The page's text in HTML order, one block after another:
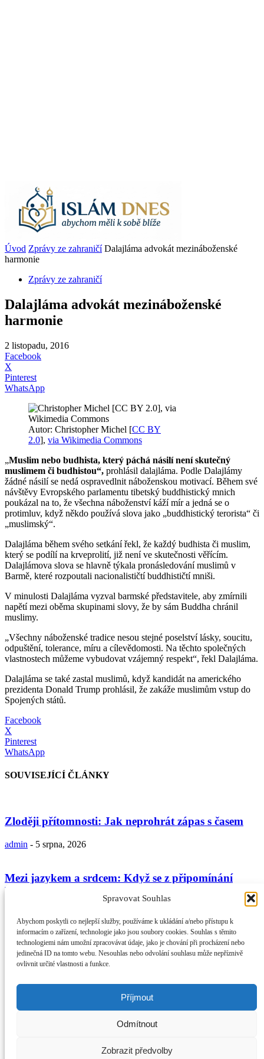
Spravovat Souhlas
Abychom poskytli co nejlepší služby, používáme k ukládání a/nebo přístupu k
informacím o zařízení, technologie jako jsou soubory cookies. Souhlas s těmito
technologiemi nám umožní zpracovávat údaje, jako je chování při procházení nebo
jedinečná ID na tomto webu. Nesouhlas nebo odvolání souhlasu může nepříznivě
ovlivnit určité vlastnosti a funkce.
Příjmout
Odmítnout
Zobrazit předvolby
Úvod Zprávy ze zahraničí Dalajláma advokát mezináboženské
harmonie
Zprávy ze zahraničí
Dalajláma advokát mezináboženské
harmonie
2 listopadu, 2016
Facebook
X
Pinterest
WhatsApp
Autor: Christopher Michel [CC BY
2.0], via Wikimedia Commons
„Muslim nebo budhista, který páchá násilí není skutečný
muslimem či budhistou“, prohlásil dalajláma. Podle Dalajlámy
žádné násilí se nedá ospravedlnit náboženskou motivací. Během své
návštěvy Evropského parlamentu tibetský buddhistický mnich
poukázal na to, že všechna náboženství káží mír a jedná se o
protimluv, když někdo používá slova jako „buddhistický terorista“ či
„muslimský“.
Dalajláma během svého setkání řekl, že každý budhista či muslim,
který se podílí na krveprolití, již není ve skutečnosti věřícím.
Dalajlámova slova se hlavně týkala pronásledování muslimů v
Barmě, které rozpoutali nacionalističtí buddhističtí mniši.
V minulosti Dalajláma vyzval barmské představitele, aby zmírnili
napětí mezi oběma skupinami slovy, že by sám Buddha chránil
muslimy.
„Všechny náboženské tradice nesou stejné poselství lásky, soucitu,
odpuštění, tolerance, míru a cílevědomosti. Na těchto společných
vlastnostech můžeme vybudovat vzájemný respekt“, řekl Dalajláma.
Dalajláma se také zastal muslimů, když kandidát na amerického
prezidenta Donald Trump prohlásil, že zakáže muslimům vstup do
Spojených států.
Facebook
X
Pinterest
WhatsApp
SOUVISEJÍCÍ ČLÁNKY
Zloději přítomnosti: Jak neprohrát zápas s časem
admin - 5 srpna, 2026
Mezi jazykem a srdcem: Když se z připomínání
Boha stává jen...
V tichu k srdci: Proč je duchovní ústraní nezbytnou
součástí naší...
admin - 19 července, 2026